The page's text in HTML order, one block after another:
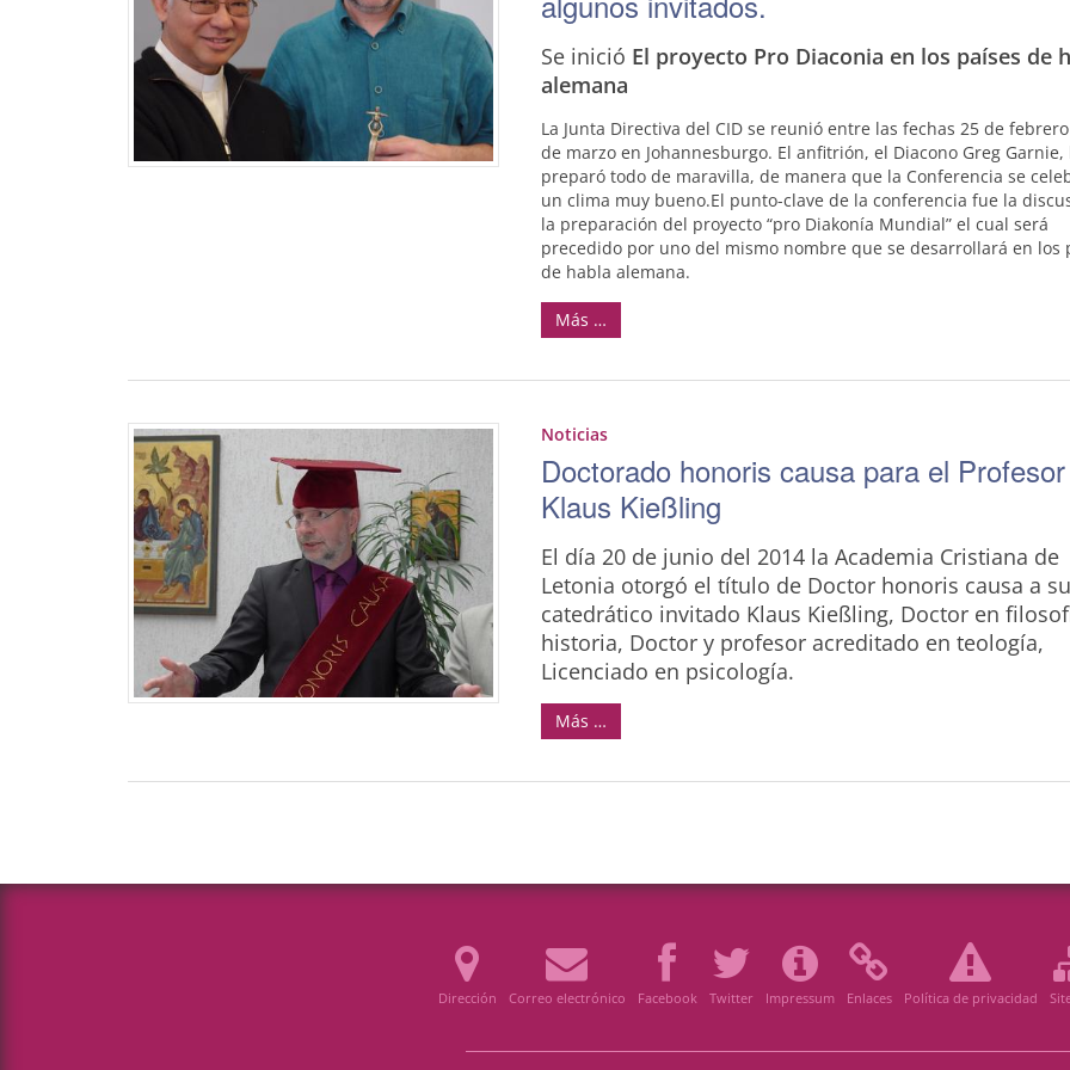
Se inició El proyecto Pro Diaconia en los países de
alemana
La Junta Directiva del CID se reunió entre las fechas 25 de febrero
de marzo en Johannesburgo. El anfitrión, el Diacono Greg Garnie,
preparó todo de maravilla, de manera que la Conferencia se
un clima muy bueno.El punto-clave de la conferencia fue la
la preparación del proyecto “pro Diakonía Mundial” el cual será
precedido por uno del mismo nombre que se desarrollará en los
de habla alemana.
Más …
Noticias
Doctorado honoris causa para el Profesor
Klaus Kießling
El día 20 de junio del 2014 la Academia Cristiana de
Letonia otorgó el título de Doctor honoris causa a su
catedrático invitado Klaus Kießling, Doctor en
historia, Doctor y profesor acreditado en teología,
Licenciado en psicología.
Más …
Dirección Correo electrónico Facebook Twitter Impressum Enlaces Política de privacidad